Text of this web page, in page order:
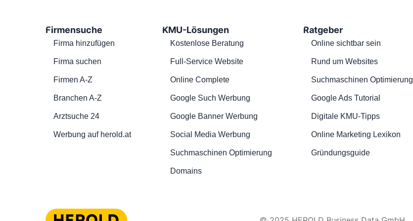
Firmensuche
Firma hinzufügen
Firma suchen
Firmen A-Z
Branchen A-Z
Arztsuche 24
Werbung auf herold.at
KMU-Lösungen
Kostenlose Beratung
Full-Service Website
Online Complete
Google Such Werbung
Google Banner Werbung
Social Media Werbung
Suchmaschinen Optimierung
Domains
Ratgeber
Online sichtbar sein
Rund um Websites
Suchmaschinen Optimierung
Google Ads Tutorial
Digitale KMU-Tipps
Online Marketing Lexikon
Gründungsguide